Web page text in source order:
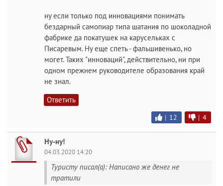
ну если только под инновациями понимать
бездарный самопиар типа шатания по шоколадной
фабрике да покатушек на карусельках с
Писаревым. Ну еще спеть - фальшивенько, но
могет. Таких "инноваций", действительно, ни при
одном прежнем руководителе образования край
не знал.
Ответить
| 12 | 4
Ну-ну!
04.03.2020 14:20
Туристу писал(а): Написано же денег не
тратили